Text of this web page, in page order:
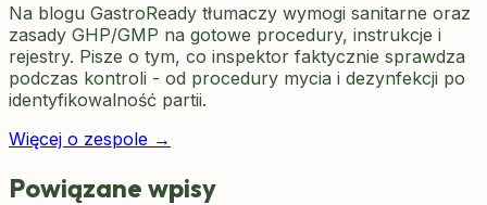
Na blogu GastroReady tłumaczy wymogi sanitarne oraz
zasady GHP/GMP na gotowe procedury, instrukcje i
rejestry. Pisze o tym, co inspektor faktycznie sprawdza
podczas kontroli - od procedury mycia i dezynfekcji po
identyfikowalność partii.
Więcej o zespole →
Powiązane wpisy